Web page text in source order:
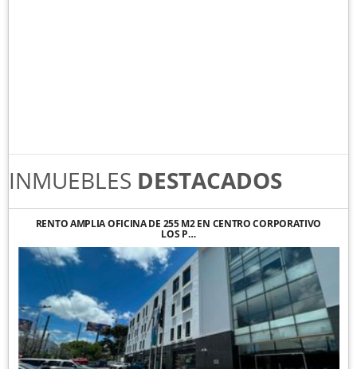
INMUEBLES DESTACADOS
RENTO AMPLIA OFICINA DE 255 M2 EN CENTRO CORPORATIVO
LOS P…